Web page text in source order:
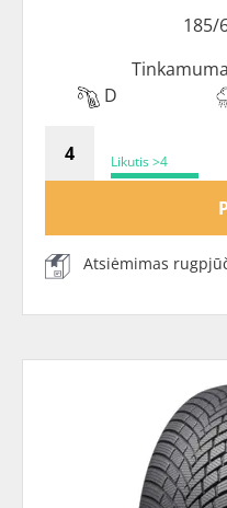
185/
D
Likutis >4
Atsiėmimas